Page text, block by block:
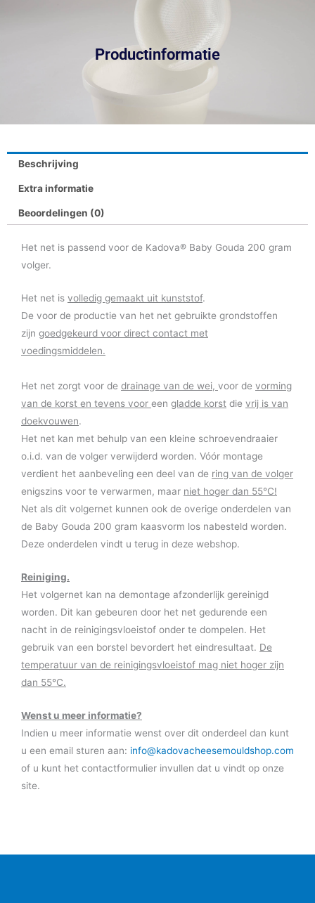
Productinformatie
Beschrijving
Extra informatie
Beoordelingen (0)
Het net is passend voor de Kadova® Baby Gouda 200 gram
volger.
Het net is volledig gemaakt uit kunststof.
De voor de productie van het net gebruikte grondstoffen
zijn goedgekeurd voor direct contact met
voedingsmiddelen.
Het net zorgt voor de drainage van de wei, voor de vorming
van de korst en tevens voor een gladde korst die vrij is van
doekvouwen.
Het net kan met behulp van een kleine schroevendraaier
o.i.d. van de volger verwijderd worden. Vóór montage
verdient het aanbeveling een deel van de ring van de volger
enigszins voor te verwarmen, maar niet hoger dan 55°C!
Net als dit volgernet kunnen ook de overige onderdelen van
de Baby Gouda 200 gram kaasvorm los nabesteld worden.
Deze onderdelen vindt u terug in deze webshop.
Reiniging.
Het volgernet kan na demontage afzonderlijk gereinigd
worden. Dit kan gebeuren door het net gedurende een
nacht in de reinigingsvloeistof onder te dompelen. Het
gebruik van een borstel bevordert het eindresultaat. De
temperatuur van de reinigingsvloeistof mag niet hoger zijn
dan 55°C.
Wenst u meer informatie?
Indien u meer informatie wenst over dit onderdeel dan kunt
u een email sturen aan: info@kadovacheesemouldshop.com
of u kunt het contactformulier invullen dat u vindt op onze
site.